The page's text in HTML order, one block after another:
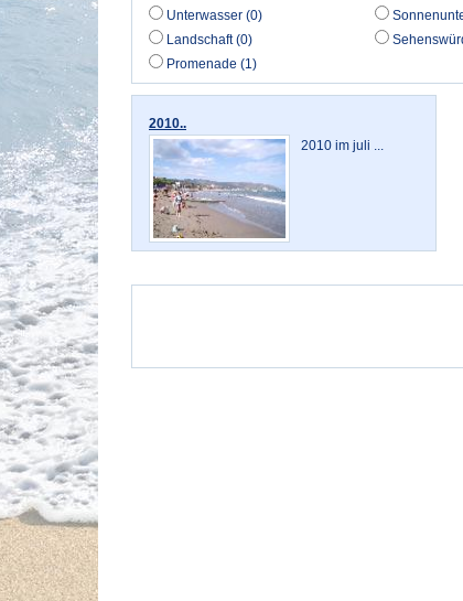
Unterwasser (0)
Landschaft (0)
Promenade (1)
2010..
2010 im juli ...